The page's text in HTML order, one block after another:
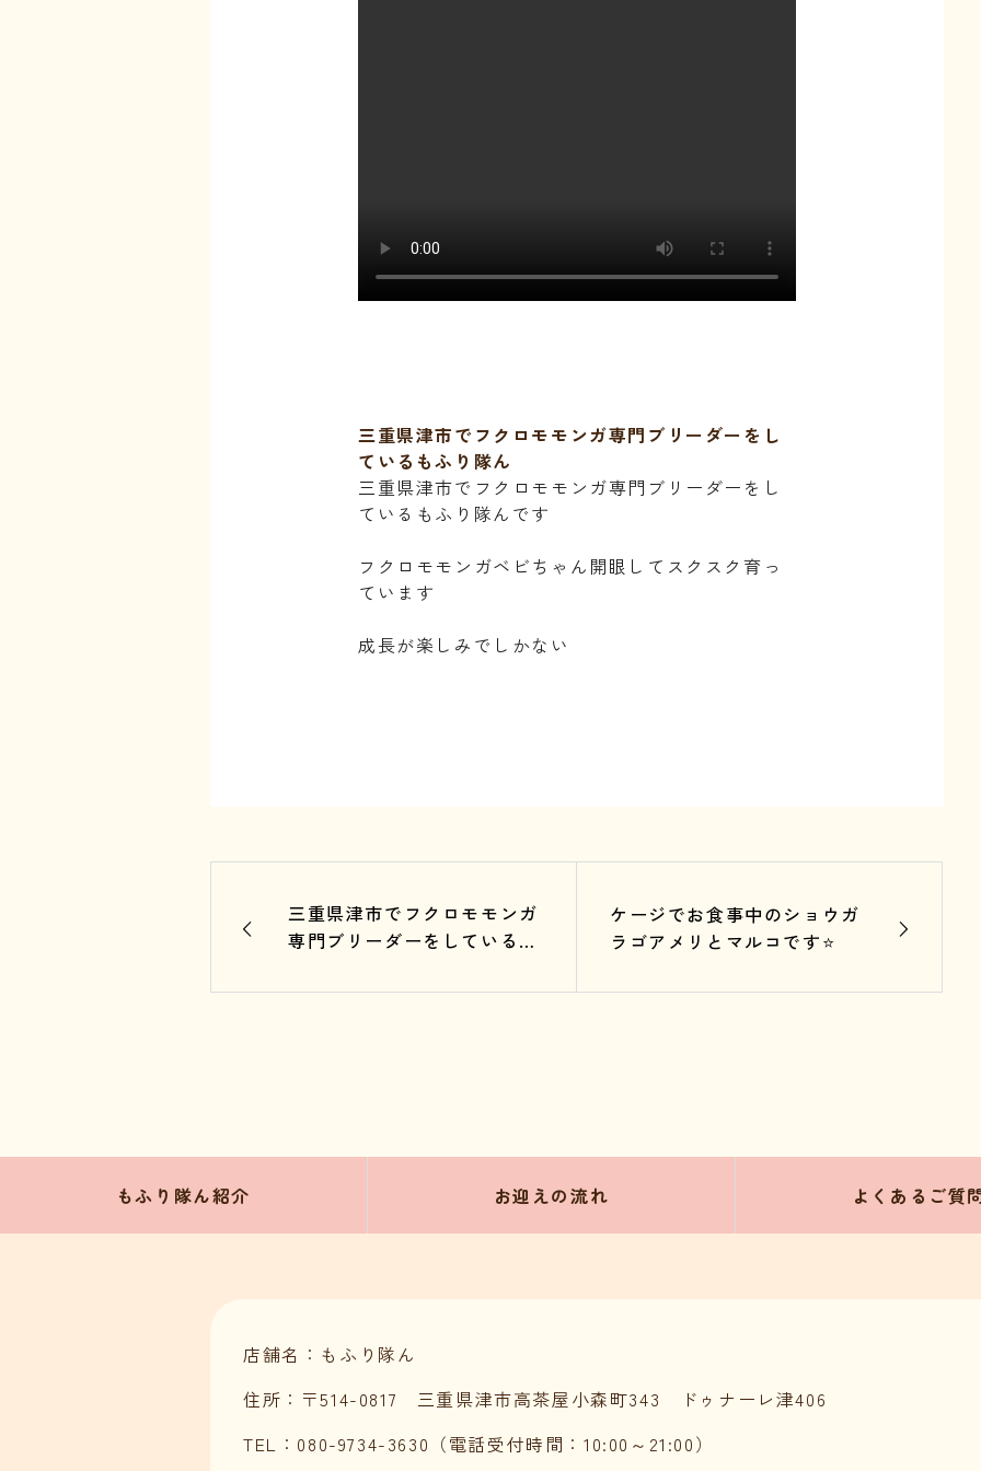
三重県津市でフクロモモンガ専門ブリーダーをし
ているもふり隊ん
三重県津市でフクロモモンガ専門ブリーダーをし
ているもふり隊んです
フクロモモンガベビちゃん開眼してスクスク育っ
ています
成長が楽しみでしかない
三重県津市でフクロモモンガ
専門ブリーダーをしているも
ケージでお食事中のショウガ
ラゴアメリとマルコです⭐️
もふり隊ん紹介 お迎えの流れ よくあるご質
店舗名：もふり隊ん
住所：〒514-0817 三重県津市高茶屋小森町343 ドゥナーレ津406
TEL：080-9734-3630（電話受付時間：10:00～21:00）